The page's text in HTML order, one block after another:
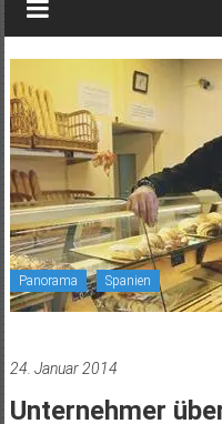
die
Kanarischen
Inseln
Panorama Spanien
24. Januar 2014
Unternehmer